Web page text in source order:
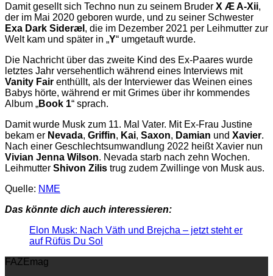
Damit gesellt sich Techno nun zu seinem Bruder X Æ A-Xii,
der im Mai 2020 geboren wurde, und zu seiner Schwester
Exa Dark Sideræl , die im Dezember 2021 per Leihmutter zur
Welt kam und später in „Y“ umgetauft wurde.
Die Nachricht über das zweite Kind des Ex-Paares wurde
letztes Jahr versehentlich während eines Interviews mit
Vanity Fair enthüllt, als der Interviewer das Weinen eines
Babys hörte, während er mit Grimes über ihr kommendes
Album „Book 1“ sprach.
Damit wurde Musk zum 11. Mal Vater. Mit Ex-Frau Justine
bekam er Nevada, Griffin, Kai, Saxon, Damian und Xavier.
Nach einer Geschlechtsumwandlung 2022 heißt Xavier nun
Vivian Jenna Wilson. Nevada starb nach zehn Wochen.
Leihmutter Shivon Zilis trug zudem Zwillinge von Musk aus.
Quelle: NME
Das könnte dich auch interessieren:
Elon Musk: Nach Väth und Brejcha – jetzt steht er
auf Rüfüs Du Sol
FAZEmag